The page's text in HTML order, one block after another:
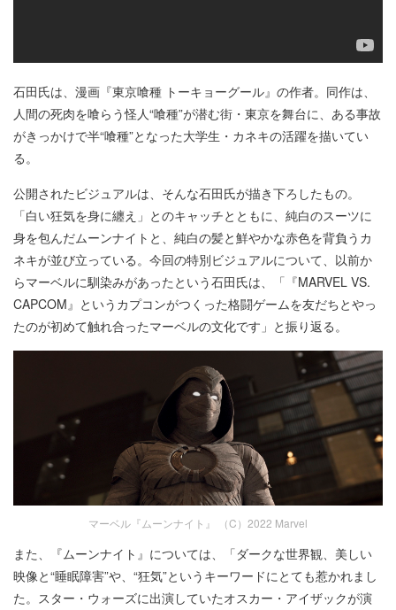
石田氏は、漫画『東京喰種 トーキョーグール』の作者。同作は、
人間の死肉を喰らう怪人“喰種”が潜む街・東京を舞台に、ある事故
がきっかけで半“喰種”となった大学生・カネキの活躍を描いてい
る。
公開されたビジュアルは、そんな石田氏が描き下ろしたもの。
「白い狂気を身に纏え」とのキャッチとともに、純白のスーツに
身を包んだムーンナイトと、純白の髪と鮮やかな赤色を背負うカ
ネキが並び立っている。今回の特別ビジュアルについて、以前か
らマーベルに馴染みがあったという石田氏は、「『MARVEL VS.
CAPCOM』というカプコンがつくった格闘ゲームを友だちとやっ
たのが初めて触れ合ったマーベルの文化です」と振り返る。
マーベル『ムーンナイト』 （C）2022 Marvel
また、『ムーンナイト』については、「ダークな世界観、美しい
映像と“睡眠障害”や、“狂気”というキーワードにとても惹かれまし
た。スター・ウォーズに出演していたオスカー・アイザックが演